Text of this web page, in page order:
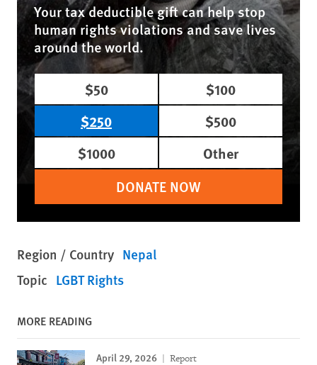
Your tax deductible gift can help stop
human rights violations and save lives
around the world.
$50
$100
$250
$500
$1000
Other
DONATE NOW
Region / Country Nepal
Topic LGBT Rights
MORE READING
April 29, 2026 Report